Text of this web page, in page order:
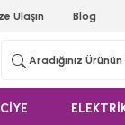
Ulaşın Blog